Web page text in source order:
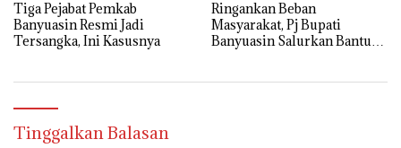
Tiga Pejabat Pemkab
Banyuasin Resmi Jadi
Tersangka, Ini Kasusnya
Ringankan Beban
Masyarakat, Pj Bupati
Banyuasin Salurkan Bantuan
Tinggalkan Balasan